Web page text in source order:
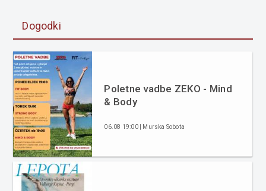
Dogodki
Poletne vadbe ZEKO - Mind
& Body
06.08 19:00 | Murska Sobota